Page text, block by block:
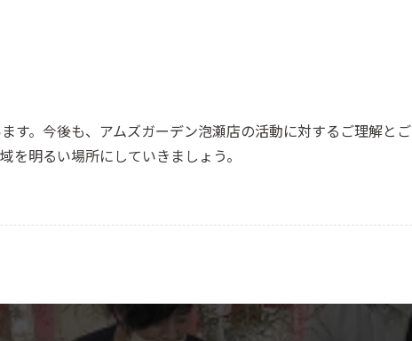
す。今後も、アムズガーデン泡瀬店の活動に対するご理解とご
を明るい場所にしていきましょう。